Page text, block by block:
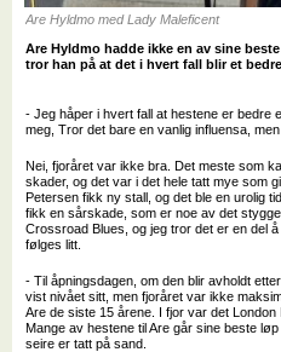
Are Hyldmo med Lady Maleficent
Are Hyldmo hadde ikke en av sine
tror han på at det i hvert fall blir et
- Jeg håper i hvert fall at hestene er
meg, Tror det bare en vanlig influensa,
Nei, fjoråret var ikke bra. Det meste som
skader, og det var i det hele tatt mye som
Petersen fikk ny stall, og det ble en urolig
fikk en sårskade, som er noe av det
Crossroad Blues, og jeg tror det er en del
følges litt.
- Til åpningsdagen, om den blir avholdt
vist nivået sitt, men fjoråret var ikke
Are de siste 15 årene. I fjor var det
Mange av hestene til Are går sine beste
seire er tatt på sand.